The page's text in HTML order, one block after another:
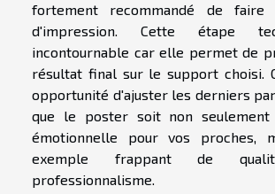
fortement recommandé de faire
d'impression. Cette étape
incontournable car elle permet de
résultat final sur le support choisi.
opportunité d'ajuster les derniers
que le poster soit non seulement
émotionnelle pour vos proches,
exemple frappant de
professionnalisme.